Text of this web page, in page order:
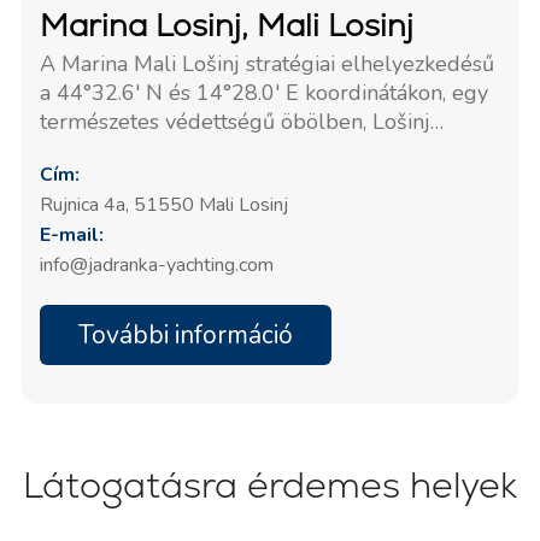
Marina Losinj, Mali Losinj
A Marina Mali Lošinj stratégiai elhelyezkedésű
a 44°32.6' N és 14°28.0' E koordinátákon, egy
természetes védettségű öbölben, Lošinj
amelyek akár 30 méter hosszú és legfeljebb
4,5 méter merülésű hajókat is fogadnak. A
marina alapvető szolgáltatásokat nyújt,
beleértve a víz- és áramellátást, Wi-Fi-t, éjjel-
támogatást. Egy kényelmesen elhelyezkedő
üzemanyagtöltő állomás tovább növeli
Cím:
Rujnica 4a, 51550 Mali Losinj
E-mail:
info@jadranka-yachting.com
További információ
Látogatásra érdemes helyek